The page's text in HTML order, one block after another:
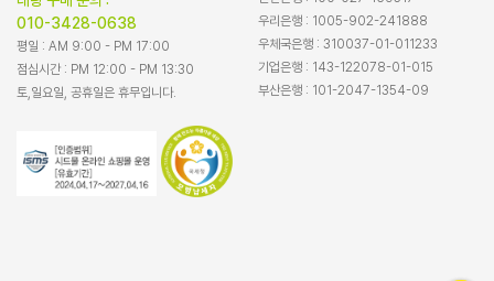
010-3428-0638
평일 : AM 9:00 - PM 17:00
점심시간 : PM 12:00 - PM 13:30
토,일요일, 공휴일은 휴무입니다.
우리은행 : 1005-902-241888
우체국은행 : 310037-01-011233
기업은행 : 143-122078-01-015
부산은행 : 101-2047-1354-09